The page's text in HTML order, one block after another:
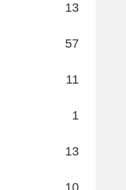
13
57
11
1
13